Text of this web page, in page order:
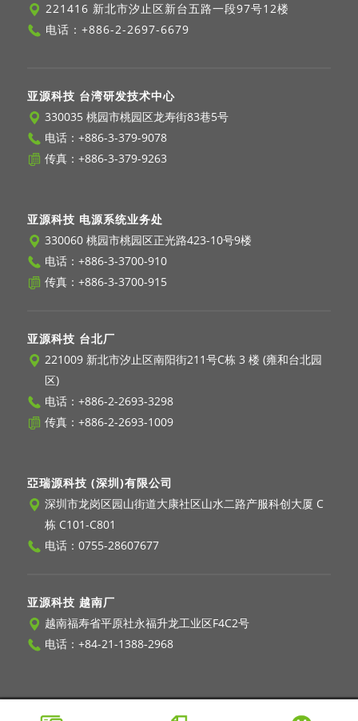
221416 新北市汐止区新台五路一段97号12楼
电话： +886-2-2697-6679
亚源科技 台湾研发技术中心
330035 桃园市桃园区龙寿街83巷5号
电话： +886-3-379-9078
传真：+886-3-379-9263
亚源科技 电源系统业务处
330060 桃园市桃园区正光路423-10号9楼
电话： +886-3-3700-910
传真：+886-3-3700-915
亚源科技 台北厂
221009 新北市汐止区南阳街211号C栋 3 楼 (雍和台北园
区)
电话： +886-2-2693-3298
传真：+886-2-2693-1009
亞瑞源科技 (深圳)有限公司
深圳市龙岗区园山街道大康社区山水二路产服科创大厦 C
栋 C101-C801
电话： 0755-28607677
亚源科技 越南厂
越南福寿省平原社永福升龙工业区F4C2号
电话： +84-21-1388-2968